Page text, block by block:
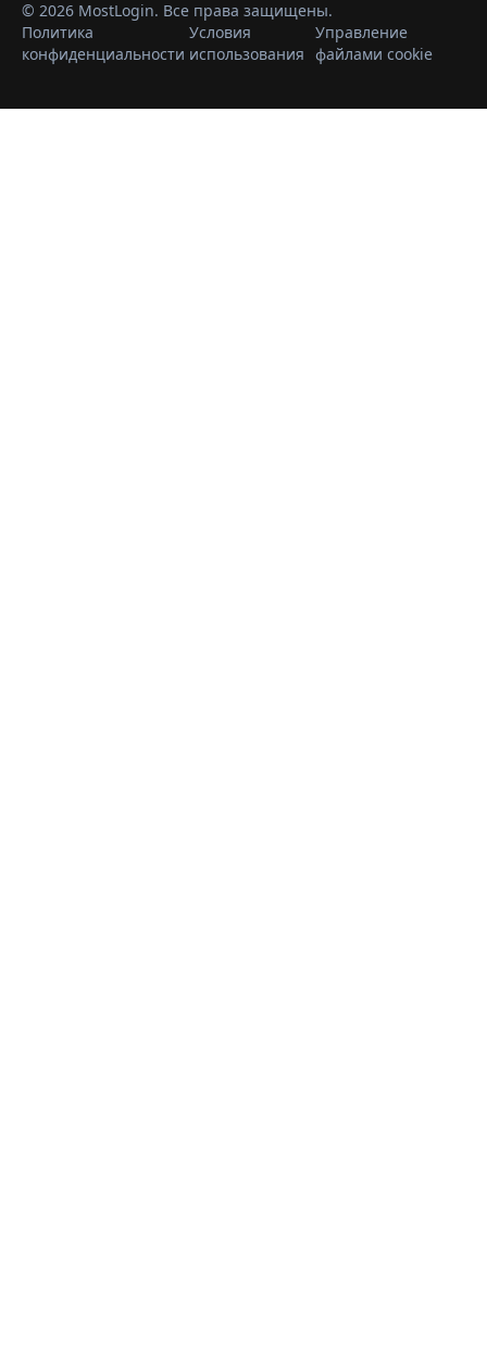
© 2026 MostLogin. Все права защищены.
Политика
конфиденциальности
Условия
использования
Управление
файлами cookie